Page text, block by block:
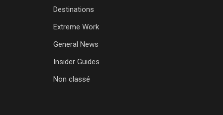
Destinations
Extreme Work
General News
Insider Guides
Non classé